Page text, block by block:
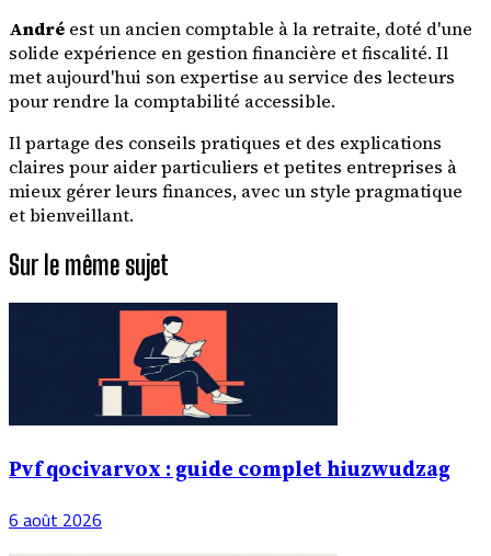
André est un ancien comptable à la retraite, doté d'une
solide expérience en gestion financière et fiscalité. Il
met aujourd'hui son expertise au service des lecteurs
pour rendre la comptabilité accessible.
Il partage des conseils pratiques et des explications
claires pour aider particuliers et petites entreprises à
mieux gérer leurs finances, avec un style pragmatique
et bienveillant.
Sur le même sujet
Pvf qocivarvox : guide complet hiuzwudzag
6 août 2026